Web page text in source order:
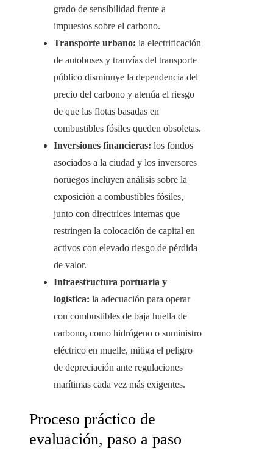
grado de sensibilidad frente a
impuestos sobre el carbono.
Transporte urbano: la electrificación
de autobuses y tranvías del transporte
público disminuye la dependencia del
precio del carbono y atenúa el riesgo
de que las flotas basadas en
combustibles fósiles queden obsoletas.
Inversiones financieras: los fondos
asociados a la ciudad y los inversores
noruegos incluyen análisis sobre la
exposición a combustibles fósiles,
junto con directrices internas que
restringen la colocación de capital en
activos con elevado riesgo de pérdida
de valor.
Infraestructura portuaria y
logística: la adecuación para operar
con combustibles de baja huella de
carbono, como hidrógeno o suministro
eléctrico en muelle, mitiga el peligro
de depreciación ante regulaciones
marítimas cada vez más exigentes.
Proceso práctico de
evaluación, paso a paso